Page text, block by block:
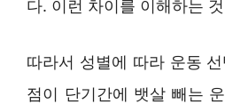
다. 이런 차이를 이해하는
따라서 성별에 따라 운동
점이 단기간에 뱃살 빼는